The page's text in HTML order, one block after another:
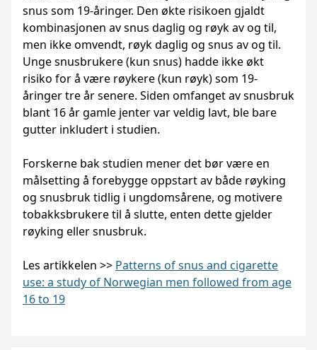
snus som 19-åringer. Den økte risikoen gjaldt
kombinasjonen av snus daglig og røyk av og til,
men ikke omvendt, røyk daglig og snus av og til.
Unge snusbrukere (kun snus) hadde ikke økt
risiko for å være røykere (kun røyk) som 19-
åringer tre år senere. Siden omfanget av snusbruk
blant 16 år gamle jenter var veldig lavt, ble bare
gutter inkludert i studien.
Forskerne bak studien mener det bør være en
målsetting å forebygge oppstart av både røyking
og snusbruk tidlig i ungdomsårene, og motivere
tobakksbrukere til å slutte, enten dette gjelder
røyking eller snusbruk.
Les artikkelen >> Patterns of snus and cigarette
use: a study of Norwegian men followed from age
16 to 19